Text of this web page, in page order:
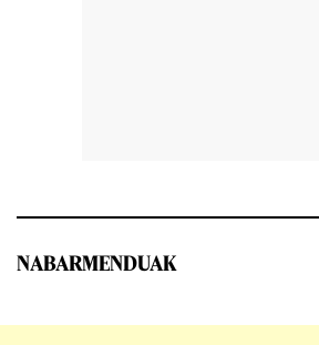
NABARMENDUAK